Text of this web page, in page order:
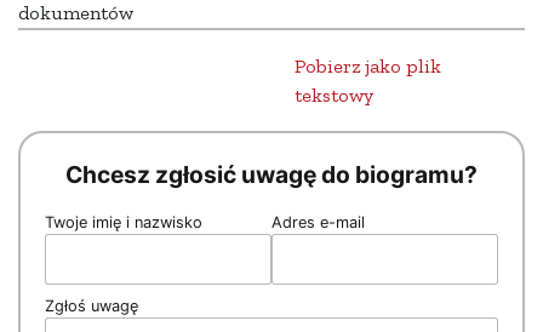
dokumentów
Pobierz jako plik
tekstowy
Chcesz zgłosić uwagę do biogramu?
Twoje imię i nazwisko Adres e-mail
Zgłoś uwagę